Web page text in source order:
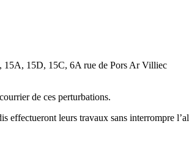
15D, 15C, 6A rue de Pors Ar Villiec
de ces perturbations.
effectueront leurs travaux sans interrompre